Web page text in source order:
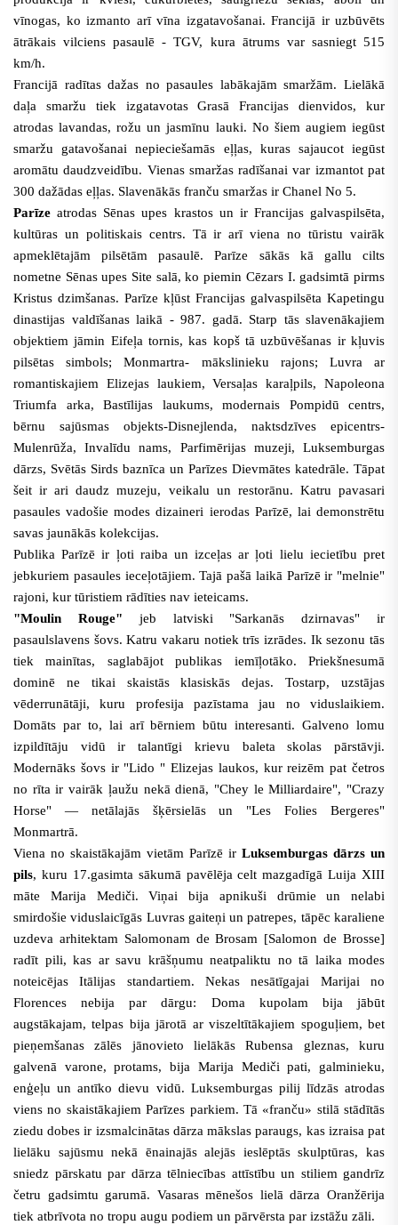
vīnogas, ko izmanto arī vīna izgatavošanai. Francijā ir uzbūvēts
ātrākais vilciens pasaulē - TGV, kura ātrums var sasniegt 515
km/h.
Francijā radītas dažas no pasaules labākajām smaržām. Lielākā
daļa smaržu tiek izgatavotas Grasā Francijas dienvidos, kur
atrodas lavandas, rožu un jasmīnu lauki. No šiem augiem iegūst
smaržu gatavošanai nepieciešamās eļļas, kuras sajaucot iegūst
aromātu daudzveidību. Vienas smaržas radīšanai var izmantot pat
300 dažādas eļļas. Slavenākās franču smaržas ir Chanel No 5.
Parīze atrodas Sēnas upes krastos un ir Francijas galvaspilsēta,
kultūras un politiskais centrs. Tā ir arī viena no tūristu vairāk
apmeklētajām pilsētām pasaulē. Parīze sākās kā gallu cilts
nometne Sēnas upes Site salā, ko piemin Cēzars I. gadsimtā pirms
Kristus dzimšanas. Parīze kļūst Francijas galvaspilsēta Kapetingu
dinastijas valdīšanas laikā - 987. gadā. Starp tās slavenākajiem
objektiem jāmin Eifeļa tornis, kas kopš tā uzbūvēšanas ir kļuvis
pilsētas simbols; Monmartra- mākslinieku rajons; Luvra ar
romantiskajiem Elizejas laukiem, Versaļas karaļpils, Napoleona
Triumfa arka, Bastīlijas laukums, modernais Pompidū centrs,
bērnu sajūsmas objekts-Disnejlenda, naktsdzīves epicentrs-
Mulenrūža, Invalīdu nams, Parfimērijas muzeji, Luksemburgas
dārzs, Svētās Sirds baznīca un Parīzes Dievmātes katedrāle. Tāpat
šeit ir ari daudz muzeju, veikalu un restorānu. Katru pavasari
pasaules vadošie modes dizaineri ierodas Parīzē, lai demonstrētu
savas jaunākās kolekcijas.
Publika Parīzē ir ļoti raiba un izceļas ar ļoti lielu iecietību pret
jebkuriem pasaules ieceļotājiem. Tajā pašā laikā Parīzē ir "melnie"
rajoni, kur tūristiem rādīties nav ieteicams.
"Moulin Rouge"
jeb latviski "Sarkanās dzirnavas" ir
pasaulslavens šovs. Katru vakaru notiek trīs izrādes. Ik sezonu tās
tiek mainītas, saglabājot publikas iemīļotāko. Priekšnesumā
dominē ne tikai skaistās klasiskās dejas. Tostarp, uzstājas
vēderrunātāji, kuru profesija pazīstama jau no viduslaikiem.
Domāts par to, lai arī bērniem būtu interesanti. Galveno lomu
izpildītāju vidū ir talantīgi krievu baleta skolas pārstāvji.
Modernāks šovs ir "Lido " Elizejas laukos, kur reizēm pat četros
no rīta ir vairāk ļaužu nekā dienā, "Chey le Milliardaire", "Crazy
Horse" — netālajās šķērsielās un "Les Folies Bergeres"
Monmartrā.
Viena no skaistākajām vietām Parīzē ir Luksemburgas dārzs un
pils, kuru 17.gasimta sākumā pavēlēja celt mazgadīgā Luija XIII
māte Marija Mediči. Viņai bija apnikuši drūmie un nelabi
smirdošie viduslaicīgās Luvras gaiteņi un patrepes, tāpēc karaliene
uzdeva arhitektam Salomonam de Brosam [Salomon de Brosse]
radīt pili, kas ar savu krāšņumu neatpaliktu no tā laika modes
noteicējas Itālijas standartiem. Nekas nesātīgajai Marijai no
Florences nebija par dārgu: Doma kupolam bija jābūt
augstākajam, telpas bija jārotā ar viszeltītākajiem spoguļiem, bet
pieņemšanas zālēs jānovieto lielākās Rubensa gleznas, kuru
galvenā varone, protams, bija Marija Mediči pati, galminieku,
enģeļu un antīko dievu vidū. Luksemburgas pilij līdzās atrodas
viens no skaistākajiem Parīzes parkiem. Tā «franču» stilā stādītās
ziedu dobes ir izsmalcinātas dārza mākslas paraugs, kas izraisa pat
lielāku sajūsmu nekā ēnainajās alejās ieslēptās skulptūras, kas
sniedz pārskatu par dārza tēlniecības attīstību un stiliem gandrīz
četru gadsimtu garumā. Vasaras mēnešos lielā dārza Oranžērija
tiek atbrīvota no tropu augu podiem un pārvērsta par izstāžu zāli.